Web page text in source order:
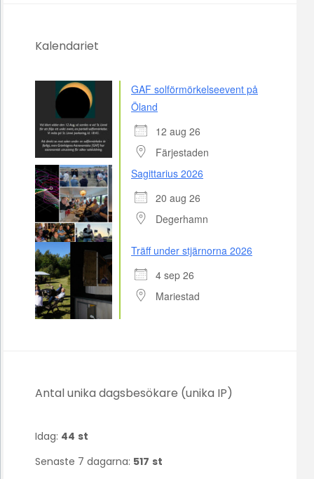
Kalendariet
GAF solförmörkelseevent på
Öland
12 aug 26
Färjestaden
Sagittarius 2026
20 aug 26
Degerhamn
Träff under stjärnorna 2026
4 sep 26
Mariestad
Antal unika dagsbesökare (unika IP)
Idag: 44 st
Senaste 7 dagarna: 517 st